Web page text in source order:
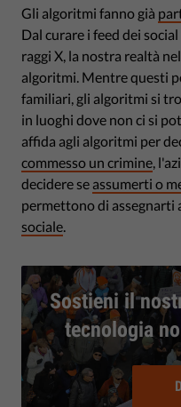
Gli algoritmi fanno già
Dal curare i feed dei
raggi X, la nostra realtà
algoritmi. Mentre questi
familiari, gli algoritmi si
in luoghi dove non ci si
affida agli algoritmi per
commesso un crimine ,
decidere se assumerti o
permettono di assegnarti
sociale
Sostieni il
tecnologia